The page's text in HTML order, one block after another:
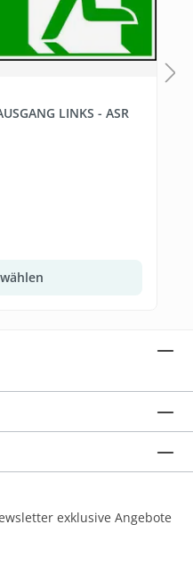
LINKS - ASR
exklusive Angebote